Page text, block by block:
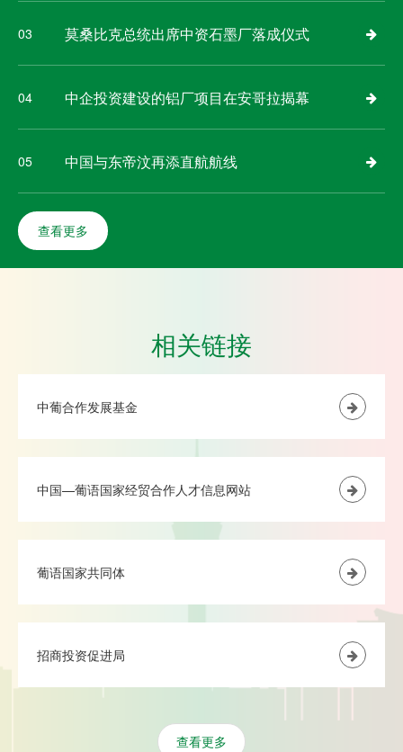
03 莫桑比克总统出席中资石墨厂落成仪式
04 中企投资建设的铝厂项目在安哥拉揭幕
05 中国与东帝汶再添直航航线
查看更多
相关链接
中葡合作发展基金
中国—葡语国家经贸合作人才信息网站
葡语国家共同体
招商投资促进局
查看更多